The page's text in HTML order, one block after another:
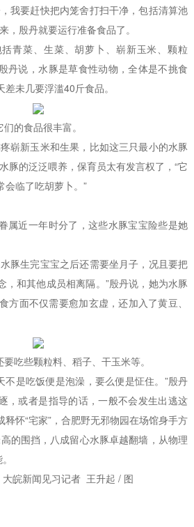
我要赶快把内笼舍打扫干净，包括清算池
，殷丹就要运行准备食品了。
青菜、生菜、胡萝卜、崭新玉米、颗粒
丹说，水豚是草食性动物，全体是不挑食
未几要浮滥40斤食品。
们的食品很丰富。
崭新玉米和生果，比如这三只最小的水豚
豚的泛泛喂养，保育员太有发言权了，“它
会临了吃胡萝卜。”
属近一年时分了，这些水豚宝宝险些是她
豚生完宝宝之后还需要坐月子，况且要把
，和其他成员相离隔。”殷丹说，她为水豚
方面不仅需要愈加玄虚，还加入了黄豆、
吃些颗粒料、稻子、干玉米等。
不是吃饭便是泡澡，要么便是怔住。”殷丹
，或者是指导的话，一般不会发生出逃这
怀“宅家”，合肥野无邪物园在场馆身手方
的围挡，八成留心水豚卓越翻墙，从物理
皖新闻见习记者 王升起 / 图